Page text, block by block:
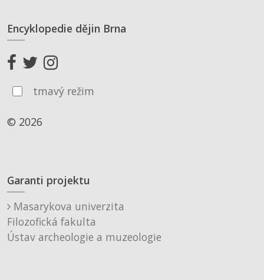
Encyklopedie dějin Brna
tmavý režim
© 2026
Garanti projektu
Masarykova univerzita
Filozofická fakulta
Ústav archeologie a muzeologie